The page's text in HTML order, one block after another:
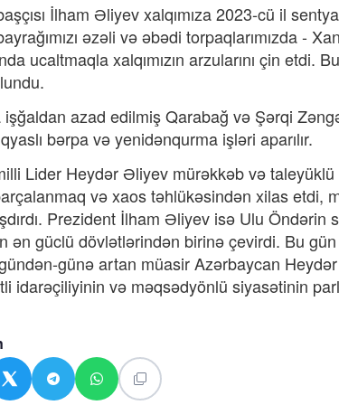
İlham Əliyev xalqımıza 2023-cü il
əzəli və əbədi torpaqlarımızda -
ucaltmaqla xalqımızın arzularını çin etdi.
işğaldan azad edilmiş Qarabağ və Şərqi
bərpa və yenidənqurma işləri aparılır.
Lider Heydər Əliyev mürəkkəb və
və xaos təhlükəsindən xilas etdi,
Prezident İlham Əliyev isə Ulu
ən güclü dövlətlərindən birinə çevirdi. Bu
günə artan müasir Azərbaycan
idarəçiliyinin və məqsədyönlü siyasətinin